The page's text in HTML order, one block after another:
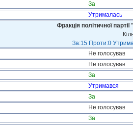
За
Утрималась
Фракція політичної
За:15 Проти:0
Не голосував
Не голосував
За
Утримався
За
Не голосував
За